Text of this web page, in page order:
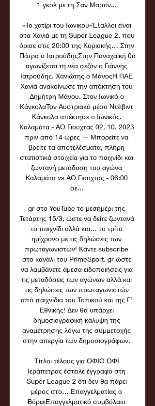
1 γκολ με τη Σαν Μαρτίν...
«Το χατίρι του Ιωνικού»Έξαλλοι είναι
στα Χανιά με τη Super League 2, που
όρισε στις 20:00 της Κυριακής… Στην
Πάτρα ο ΙατρούδηςΣτην Παναχαϊκή θα
αγωνίζεται τη νέα σεζόν ο Γιάννης
Ιατρούδης. Χανιώτης ο ΜάνοςΗ ΠΑΕ
Χανιά ανακοίνωσε την απόκτηση του
Δημήτρη Μάνου. Στον Ιωνικό ο
ΚάνκολαΤον Αυστριακό μέσο Ντέιβιντ
Κάνκολα απέκτησε ο Ιωνικός.
Καλαμάτα - ΑΟ Γιουχτας 02. 10. 2023
πριν από 14 ώρες — Μπορείτε να
βρείτε τα αποτελέσματα, πλήρη
στατιστικά στοιχεία για το παιχνίδι και
ζωντανή μετάδοση του αγώνα
Καλαμάτα vs ΑΟ Γιουχτας - 06:00
σε...
gr στο YouTube το μεσημέρι της
Τετάρτης 15/3, ώστε να δείτε ζωντανά
το παιχνίδι αλλά και… το τρίτο
ημίχρονο με τις δηλώσεις των
πρωταγωνιστών! Κάντε subscribe
στο κανάλι του PrimeSport. gr ώστε
να λαμβάνετε άμεσα ειδοποιήσεις για
τις μεταδόσεις των αγώνων αλλά και
τις δηλώσεις των πρωταγωνιστών
από παιχνίδια του Τοπικού και της Γ’
Εθνικής! Δεν θα υπάρχει
δημοσιογραφική κάλυψη της
αναμέτρησης λόγω της συμμετοχής
στην απεργία των δημοσιογράφων.
Τίτλοι τέλους για ΟΦΙΟ ΟΦΙ
Ιεράπετρας έστειλε έγγραφο στη
Super League 2 ότι δεν θα πάρει
μέρος στο… Επαγγελματίας ο
ΒόρφιΕπαγγελματικό συμβόλαιο